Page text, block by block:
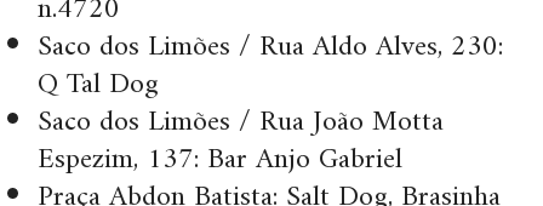
Saco dos Limões / Rua Aldo Alves, 230:
Q Tal Dog
Saco dos Limões / Rua João Motta
Espezim, 137: Bar Anjo Gabriel